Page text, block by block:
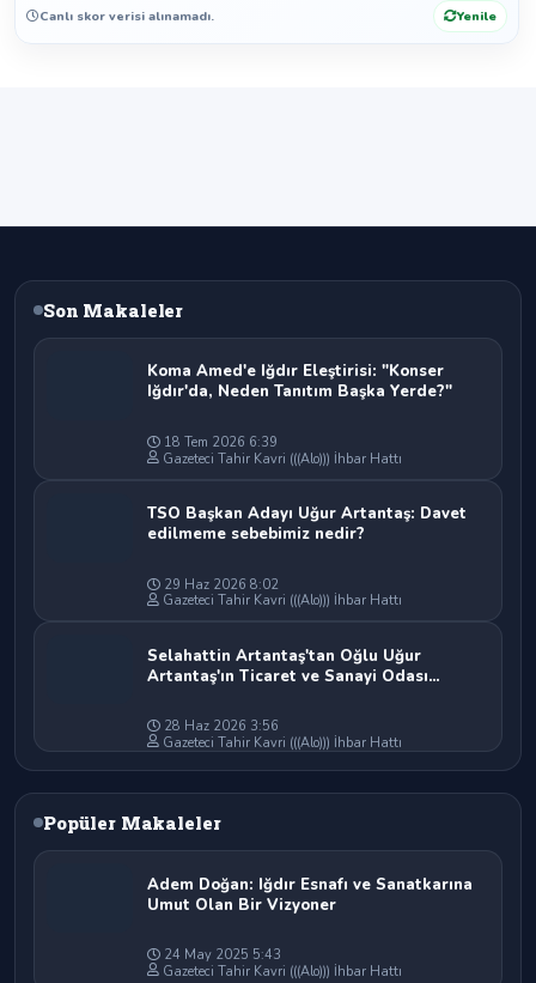
Canlı skor verisi alınamadı. Yenile
Son Makaleler
Koma Amed'e Iğdır Eleştirisi: "Konser
Iğdır'da, Neden Tanıtım Başka Yerde?"
18 Tem 2026 6:39
Gazeteci Tahir Kavri (((Alo))) İhbar Hattı
TSO Başkan Adayı Uğur Artantaş: Davet
edilmeme sebebimiz nedir?
29 Haz 2026 8:02
Gazeteci Tahir Kavri (((Alo))) İhbar Hattı
Selahattin Artantaş'tan Oğlu Uğur
Artantaş'ın Ticaret ve Sanayi Odası
Bahtın Açık Olsun Oğlum"
28 Haz 2026 3:56
Gazeteci Tahir Kavri (((Alo))) İhbar Hattı
Popüler Makaleler
Adem Doğan: Iğdır Esnafı ve Sanatkarına
Umut Olan Bir Vizyoner
24 May 2025 5:43
Gazeteci Tahir Kavri (((Alo))) İhbar Hattı